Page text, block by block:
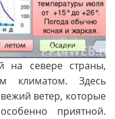
на севере страны,
климатом. Здесь
ветер, которые
приятной.